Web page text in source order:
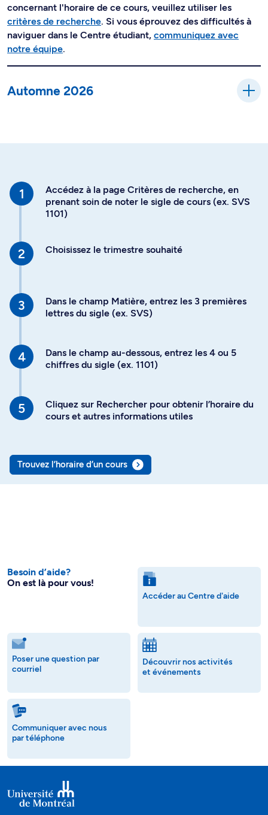
concernant l'horaire de ce cours, veuillez utiliser les
critères de recherche. Si vous éprouvez des difficultés à
naviguer dans le Centre étudiant, communiquez avec
notre équipe.
Automne 2026
Accédez à la page Critères de recherche, en
prenant soin de noter le sigle de cours (ex. SVS
1101)
Choisissez le trimestre souhaité
Dans le champ Matière, entrez les 3 premières
lettres du sigle (ex. SVS)
Dans le champ au-dessous, entrez les 4 ou 5
chiffres du sigle (ex. 1101)
Cliquez sur Rechercher pour obtenir l’horaire du
cours et autres informations utiles
Trouvez l’horaire d’un cours
Besoin d’aide?
On est là pour vous!
Accéder au Centre d'aide
Poser une question par
courriel
Découvrir nos activités
et événements
Communiquer avec nous
par téléphone